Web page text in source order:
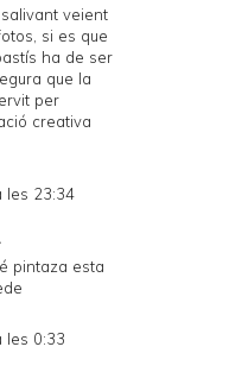
veient
si es que
ha de ser
que la
per
creativa
les 23:34
pintaza esta
les 0:33